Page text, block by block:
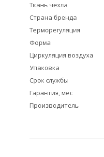
Ткань чехла
Страна бренда
Терморегуляция
Форма
Циркуляция воздуха
Упаковка
Срок службы
Гарантия, мес
Производитель